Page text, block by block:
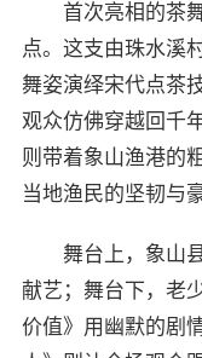
首次亮相的茶
点。这支由珠水溪
舞姿演绎宋代点茶
观众仿佛穿越回千
则带着象山渔港的
当地渔民的坚韧与
舞台上，象山
献艺；舞台下，老
价值》用幽默的剧